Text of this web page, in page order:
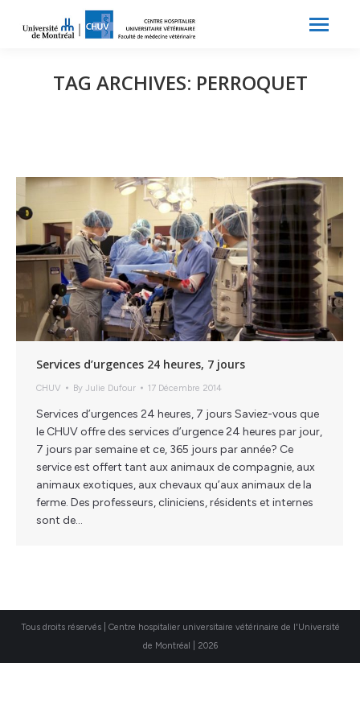
TAG ARCHIVES: PERROQUET
Services d’urgences 24 heures, 7 jours
CHUV By Julie Dufour 17 Décembre 2014
Services d’urgences 24 heures, 7 jours Saviez-vous que
le CHUV offre des services d’urgence 24 heures par jour,
7 jours par semaine et ce, 365 jours par année? Ce
service est offert tant aux animaux de compagnie, aux
animaux exotiques, aux chevaux qu’aux animaux de la
ferme. Des professeurs, cliniciens, résidents et internes
sont de…
Tous droits réservés | Centre hospitalier universitaire vétérinaire de l'Université
de Montréal | 2026